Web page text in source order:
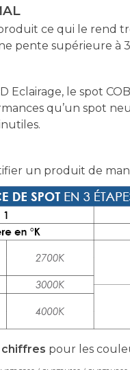
ce qui le rend
pente supérieure à
Eclairage, le spot
qu’un spot
un produit de
chiffres pour les